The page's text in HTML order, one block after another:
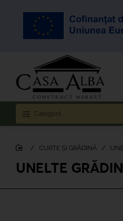
Categorii
UNELTE
CURTE ȘI GRĂDINĂ